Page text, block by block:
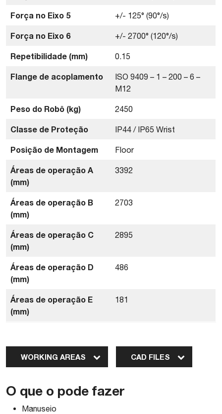
Força no Eixo 5 +/- 125° (90°/s)
Força no Eixo 6 +/- 2700° (120°/s)
Repetibilidade (mm) 0.15
Flange de acoplamento
ISO 9409 – 1 – 200 – 6 –
M12
Peso do Robô (kg) 2450
Classe de Proteção IP44 / IP65 Wrist
Posição de Montagem Floor
Áreas de operação A
(mm)
3392
Áreas de operação B
(mm)
2703
Áreas de operação C
(mm)
2895
Áreas de operação D
(mm)
486
Áreas de operação E
(mm)
181
WORKING AREAS CAD FILES
O que o pode fazer
Manuseio